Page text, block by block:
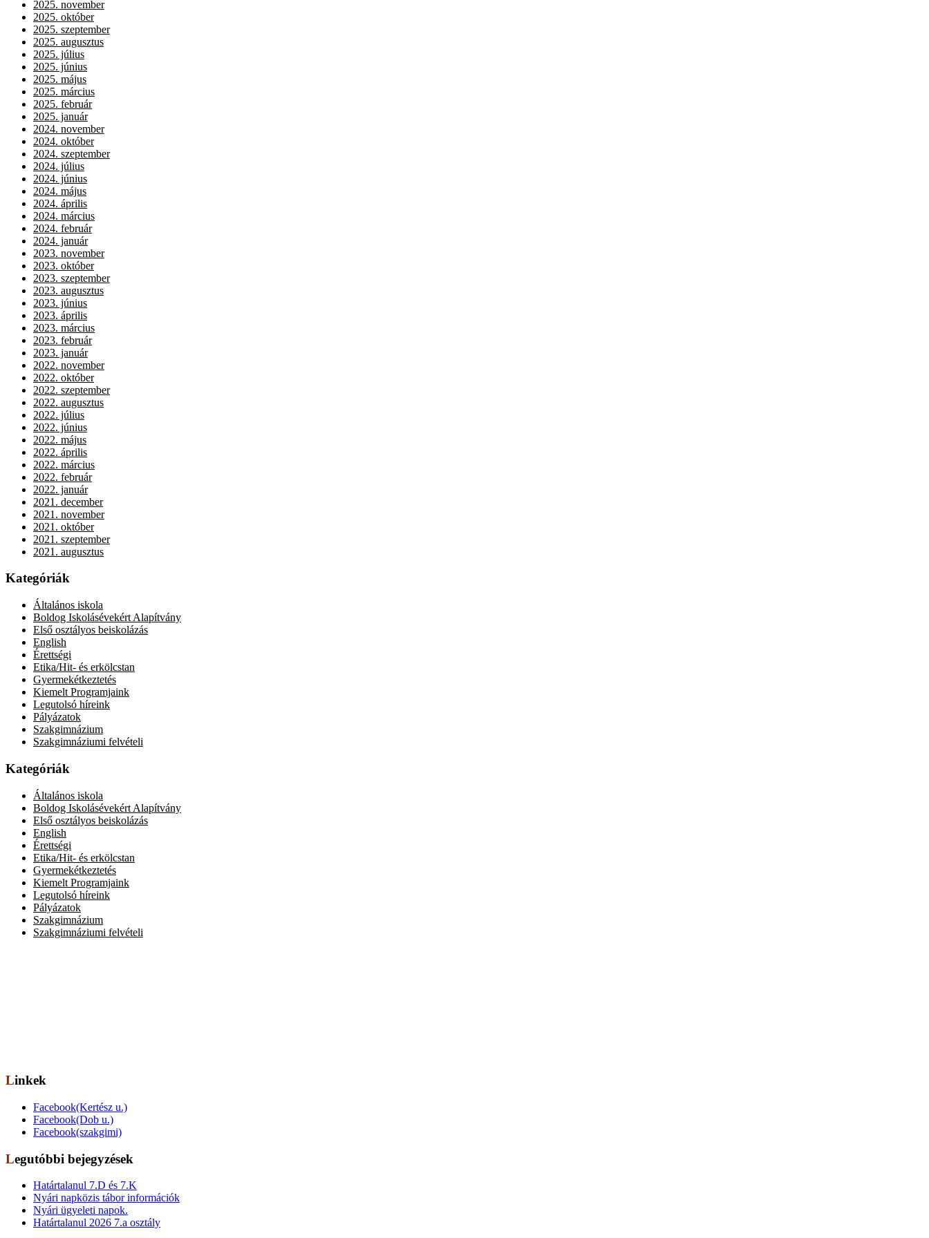
2025. november
2025. október
2025. szeptember
2025. augusztus
2025. július
2025. június
2025. május
2025. március
2025. február
2025. január
2024. november
2024. október
2024. szeptember
2024. július
2024. június
2024. május
2024. április
2024. március
2024. február
2024. január
2023. november
2023. október
2023. szeptember
2023. augusztus
2023. június
2023. április
2023. március
2023. február
2023. január
2022. november
2022. október
2022. szeptember
2022. augusztus
2022. július
2022. június
2022. május
2022. április
2022. március
2022. február
2022. január
2021. december
2021. november
2021. október
2021. szeptember
2021. augusztus
Kategóriák
Általános iskola
Boldog Iskolásévekért Alapítvány
Első osztályos beiskolázás
English
Érettségi
Etika/Hit- és erkölcstan
Gyermekétkeztetés
Kiemelt Programjaink
Legutolsó híreink
Pályázatok
Szakgimnázium
Szakgimnáziumi felvételi
Kategóriák
Általános iskola
Boldog Iskolásévekért Alapítvány
Első osztályos beiskolázás
English
Érettségi
Etika/Hit- és erkölcstan
Gyermekétkeztetés
Kiemelt Programjaink
Legutolsó híreink
Pályázatok
Szakgimnázium
Szakgimnáziumi felvételi
Linkek
Facebook(Kertész u.)
Facebook(Dob u.)
Facebook(szakgimi)
Legutóbbi bejegyzések
Határtalanul 7.D és 7.K
Nyári napközis tábor információk
Nyári ügyeleti napok.
Határtalanul 2026 7.a osztály